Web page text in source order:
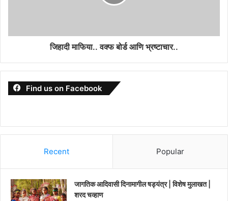
जिहादी माफिया.. वक्फ बोर्ड आणि भ्रष्टाचार..
Find us on Facebook
Recent Popular
जागतिक आदिवासी दिनामागील षड्यंत्र | विशेष मुलाखत |
शरद चव्हाण